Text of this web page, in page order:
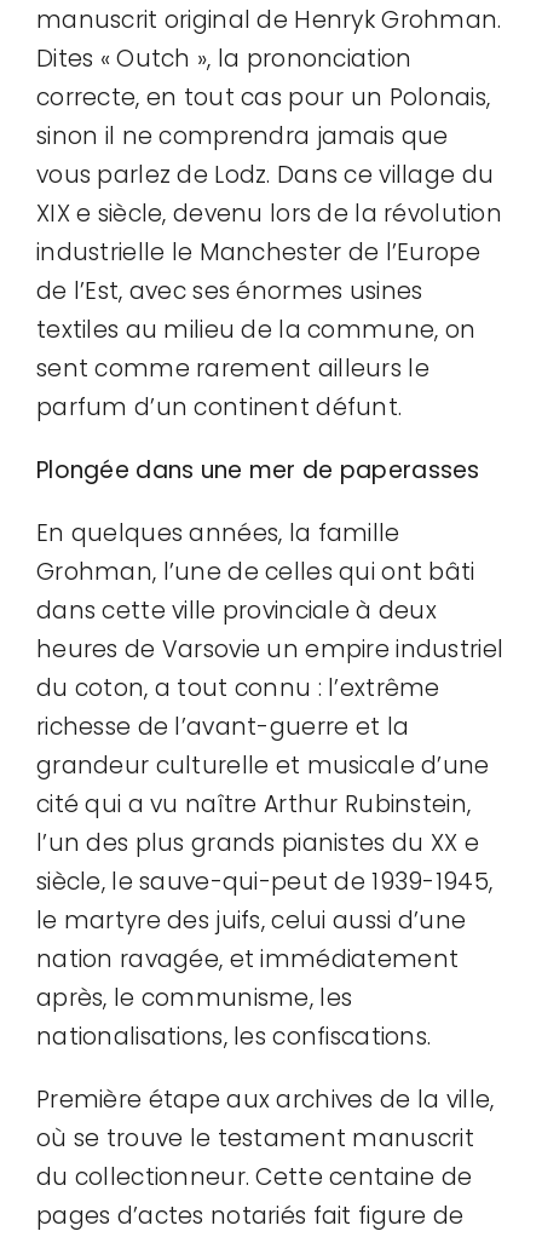
manuscrit original de Henryk Grohman.
Dites « Outch », la prononciation
correcte, en tout cas pour un Polonais,
sinon il ne comprendra jamais que
vous parlez de Lodz. Dans ce village du
XIX e siècle, devenu lors de la révolution
industrielle le Manchester de l’Europe
de l’Est, avec ses énormes usines
textiles au milieu de la commune, on
sent comme rarement ailleurs le
parfum d’un continent défunt.
Plongée dans une mer de paperasses
En quelques années, la famille
Grohman, l’une de celles qui ont bâti
dans cette ville provinciale à deux
heures de Varsovie un empire industriel
du coton, a tout connu : l’extrême
richesse de l’avant-guerre et la
grandeur culturelle et musicale d’une
cité qui a vu naître Arthur Rubinstein,
l’un des plus grands pianistes du XX e
siècle, le sauve-qui-peut de 1939-1945,
le martyre des juifs, celui aussi d’une
nation ravagée, et immédiatement
après, le communisme, les
nationalisations, les confiscations.
Première étape aux archives de la ville,
où se trouve le testament manuscrit
du collectionneur. Cette centaine de
pages d’actes notariés fait figure de